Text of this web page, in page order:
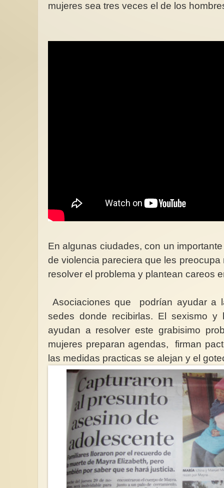
mujeres sea tres veces el de los
En algunas ciudades, con un
de violencia pareciera que les
resolver el problema y plantean careos
Asociaciones que podrían ayudar a
sedes donde recibirlas. El sexismo y
ayudan a resolver este grabisimo
mujeres preparan agendas, firman
las medidas practicas se alejan y el
Día de las Escritoras